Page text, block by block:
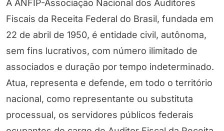
A ANFIP-Associação Nacional dos Auditores
Fiscais da Receita Federal do Brasil, fundada em
22 de abril de 1950, é entidade civil, autônoma,
sem fins lucrativos, com número ilimitado de
associados e duração por tempo indeterminado.
Atua, representa e defende, em todo o território
nacional, como representante ou substituta
processual, os servidores públicos federais